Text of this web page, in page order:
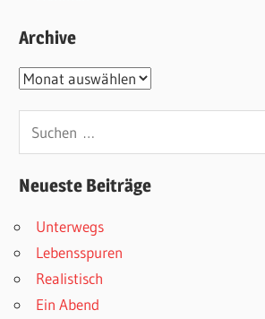
Archive
Archive
Suchen
nach:
Neueste Beiträge
Unterwegs
Lebensspuren
Realistisch
Ein Abend